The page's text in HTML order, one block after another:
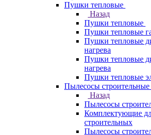
Пушки тепловые
Назад
Пушки тепловые
Пушки тепловые
Пушки тепловые
нагрева
Пушки тепловые
нагрева
Пушки тепловые
Пылесосы строительные
Назад
Пылесосы
Комплектующие
строительных
Пылесосы